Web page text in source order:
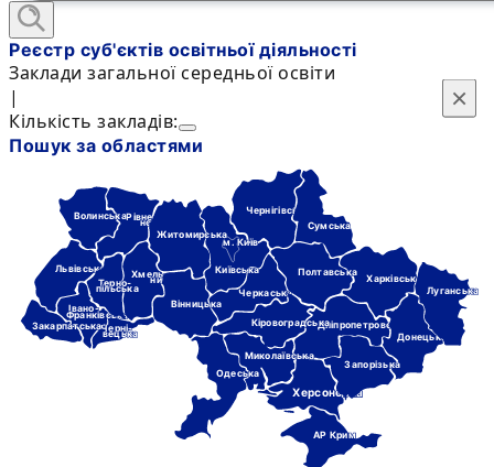
×
Реєстр суб'єктів освітньої діяльності
Заклади загальної середньої освіти
|
Кількість закладів:
Пошук за областями
Черкаська
Чернігівська
Черні-
вецька
Дніпропетровська
Донецька
Івано-
Франківська
Харківська
Херсонська
Хмель-
ницька
Кіровоградська
АР Крим
Київська
м. Київ
Луганська
Львівська
Миколаївська
Одеська
Полтавська
Рівне-
нська Сумська
Терно-
пільська
Вінницька
Волинська
Закарпатська
Запорізька
Житомирська
×